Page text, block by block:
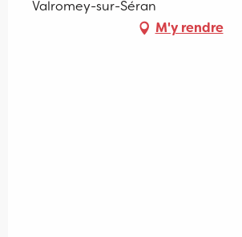
Valromey-sur-Séran
M'y rendre